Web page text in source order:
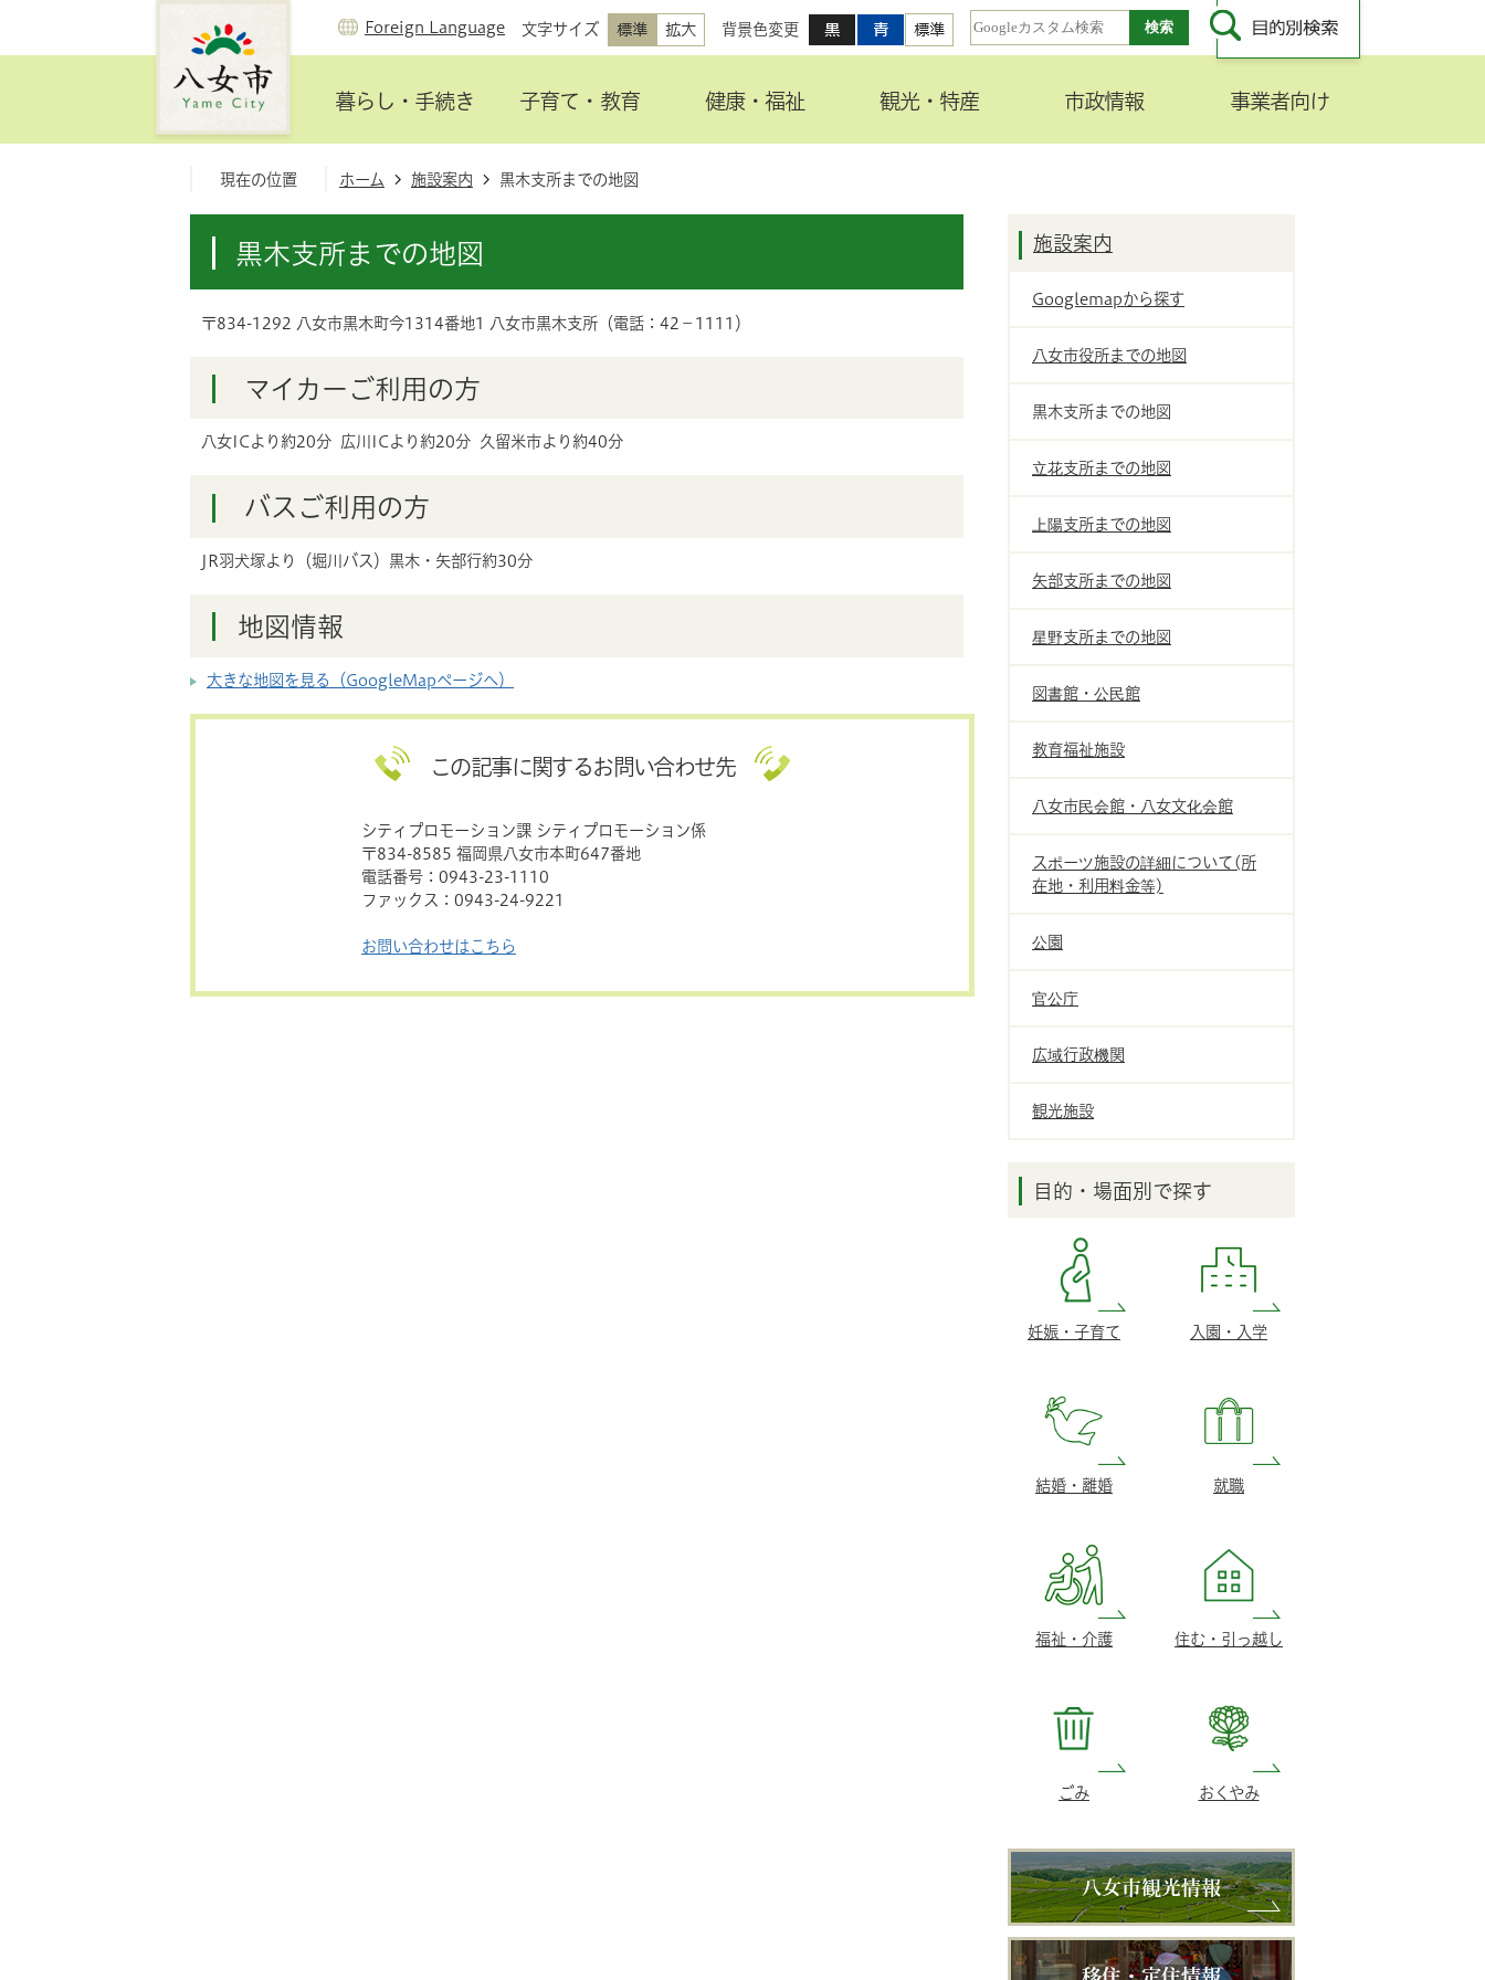
Foreign Language 文字サイズ 背景色変更
暮らし・手続き 子育て・教育 健康・福祉 観光・特産 市政情報 事業者向け
現在の位置 ホーム 施設案内 黒木支所までの地図
黒木支所までの地図
〒834-1292 八女市黒木町今1314番地1 八女市黒木支所（電話：42－1111）
マイカーご利用の方
八女ICより約20分 広川ICより約20分 久留米市より約40分
バスご利用の方
JR羽犬塚より（堀川バス）黒木・矢部行約30分
地図情報
大きな地図を見る（GoogleMapページへ）
この記事に関するお問い合わせ先
シティプロモーション課 シティプロモーション係
〒834-8585 福岡県八女市本町647番地
電話番号：0943-23-1110
ファックス：0943-24-9221
お問い合わせはこちら
施設案内
Googlemapから探す
八女市役所までの地図
黒木支所までの地図
立花支所までの地図
上陽支所までの地図
矢部支所までの地図
星野支所までの地図
図書館・公民館
教育福祉施設
八女市民会館・八女文化会館
スポーツ施設の詳細について(所
在地・利用料金等)
公園
官公庁
広域行政機関
観光施設
目的・場面別で探す
妊娠・子育て 入園・入学
結婚・離婚 就職
福祉・介護 住む・引っ越し
ごみ おくやみ